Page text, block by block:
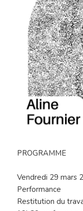
PROGRAMME
Vendredi 29 mars
Performance
Restitution du